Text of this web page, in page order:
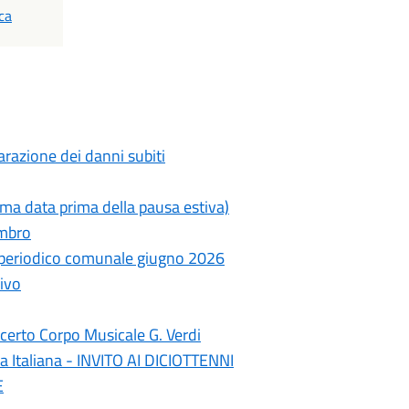
dei danni subiti
data prima della pausa estiva)
comunale giugno 2026
Corpo Musicale G. Verdi
- INVITO AI DICIOTTENNI